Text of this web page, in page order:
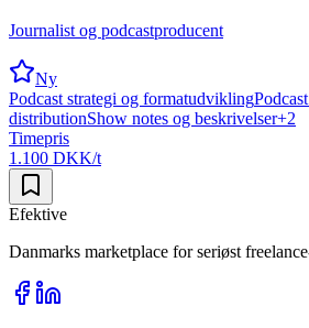
Journalist og podcastproducent
Ny
Podcast strategi og formatudvikling
distributionShow notes og beskrivelser+2
Timepris
1.100 DKK/t
Efektive
Danmarks marketplace for seriøst